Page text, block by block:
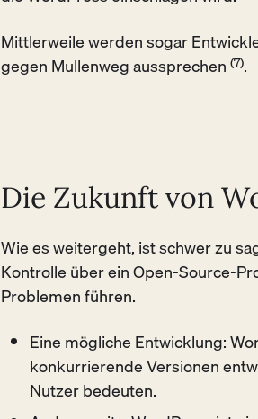
Mittlerweile werden sogar
gegen Mullenweg aussprechen (7).
Die Zukunft von
Wie es weitergeht, ist schwer zu
Kontrolle über ein Open-Source-
Problemen führen.
Eine mögliche Entwicklung:
konkurrierende Versionen
Nutzer bedeuten.